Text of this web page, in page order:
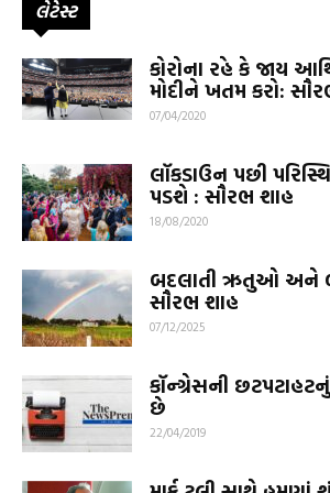
લેટેસ્ટ
કોરોના રહે કે જાય
મોદીને ખતમ કરો:
07/04/2020
લૉકડાઉન પછી
પડશે : સૌરભ શાહ
18/08/2020
બદલાતી ઋતુઓ અને
સૌરભ શાહ
07/12/2025
કૉન્ગ્રેસની
છે
22/04/2019